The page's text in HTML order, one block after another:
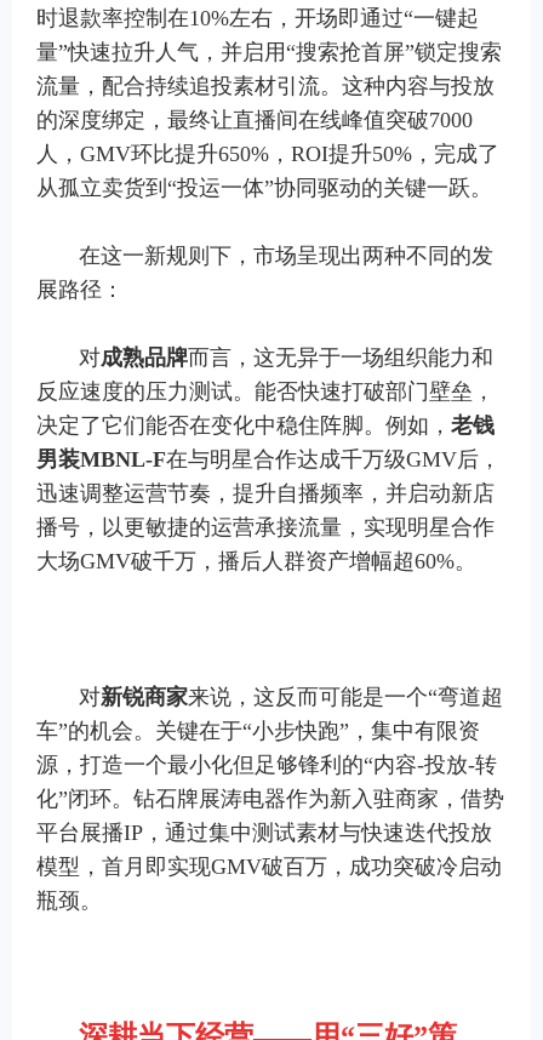
时退款率控制在10%左右，开场即通过“一键起
量”快速拉升人气，并启用“搜索抢首屏”锁定搜索
流量，配合持续追投素材引流。这种内容与投放
的深度绑定，最终让直播间在线峰值突破7000
人，GMV环比提升650%，ROI提升50%，完成了
从孤立卖货到“投运一体”协同驱动的关键一跃。
在这一新规则下，市场呈现出两种不同的发
展路径：
对成熟品牌而言，这无异于一场组织能力和
反应速度的压力测试。能否快速打破部门壁垒，
决定了它们能否在变化中稳住阵脚。例如， 老钱
男装MBNL-F在与明星合作达成千万级GMV后，
迅速调整运营节奏，提升自播频率，并启动新店
播号，以更敏捷的运营承接流量，实现明星合作
大场GMV破千万，播后人群资产增幅超60%。
对新锐商家来说，这反而可能是一个“弯道超
车”的机会。关键在于“小步快跑”，集中有限资
源，打造一个最小化但足够锋利的“内容-投放-转
化”闭环。钻石牌展涛电器作为新入驻商家，借势
平台展播IP，通过集中测试素材与快速迭代投放
模型，首月即实现GMV破百万，成功突破冷启动
瓶颈。